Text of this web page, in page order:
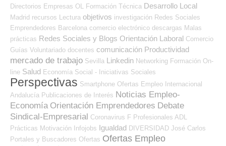
Directorios Empresas OL Formación Técnica Desarrollo Local
Madrid recursos Lectura objetivos investigación Redes Sociales
Emprendedores Barcelona comercio electrónico descargas Malas
prácticas Redes Sociales y Blogs Orientación Laboral Comercio
Guías Voluntariado docentes comunicación Productividad
mercado de trabajo Sevilla Linkedin Networking Formación On-
line Salud Economía Social - Iniciativas Sociales
Perspectivas Smartphone Ofertas Empleo Internacional
Andalucía Publicaciones de Interés Noticias Empleo-
Economía Orientación Emprendedores Debate
Sindical-Empresarial Coronavirus F Profesionales ADL
Prácticas Motivación Infojobs Igualdad DIVERSIDAD José Carlos
Portales y Buscadores Ofertas Ofertas Empleo